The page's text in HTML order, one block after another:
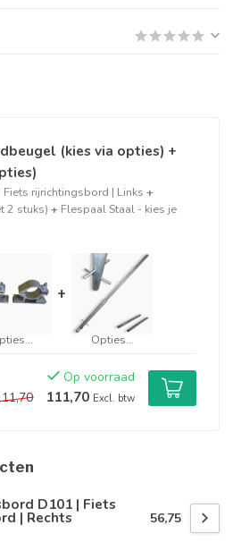
(kies via opties) +
rijrichtingsbord | Links +
2 stuks) + Flespaal Staal - kies je
+
Opties...
Op voorraad
111,70 Excl. btw
D101 | Fiets
| Rechts 56,75